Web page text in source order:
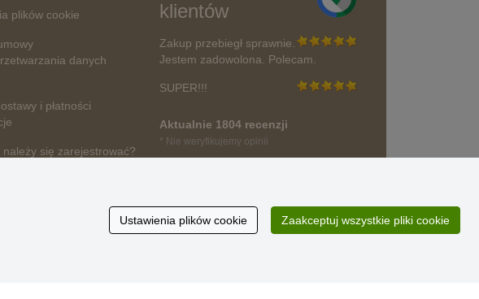
plików cookie
danych
i płatności
należy się zarejestrować?
klientów
Zakup przebiegł sprawnie.
Jestem zadowolona. Polecam.
SUPER!!!
Aktualnie 1804 recenzji
* Nie weryfikujemy opinii
Ustawienia plików cookie Zaakceptuj wszystkie pliki cookie